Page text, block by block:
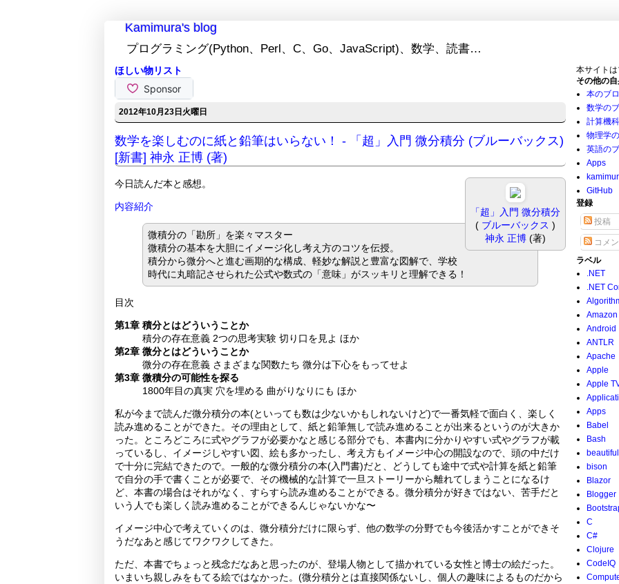
Kamimura's blog
プログラミング(Python、Perl、C、Go、JavaScript)、数学、読書…
ほしい物リスト
2012年10月23日火曜日
数学を楽しむのに紙と鉛筆はいらない！ - 「超」入門 微分積分 (ブルーバックス)
[新書] 神永 正博 (著)
「超」入門 微分積分
( ブルーバックス )
神永 正博(著)
今日読んだ本と感想。
内容紹介
微積分の「勘所」を楽々マスター
微積分の基本を大胆にイメージ化し考え方のコツを伝授。
積分から微分へと進む画期的な構成、軽妙な解説と豊富な図解で、学校
時代に丸暗記させられた公式や数式の「意味」がスッキリと理解できる！
目次
第1章 積分とはどういうことか
積分の存在意義 2つの思考実験 切り口を見よ ほか
第2章 微分とはどういうことか
微分の存在意義 さまざまな関数たち 微分は下心をもってせよ
第3章 微積分の可能性を探る
1800年目の真実 穴を埋める 曲がりなりにも ほか
私が今まで読んだ微分積分の本(といっても数は少ないかもしれないけど)で一番気軽で面白く、楽しく
読み進めることができた。その理由として、紙と鉛筆無しで読み進めることが出来るというのが大きか
った。ところどころに式やグラフが必要かなと感じる部分でも、本書内に分かりやすい式やグラフが載
っているし、イメージしやすい図、絵も多かったし、考え方もイメージ中心の開設なので、頭の中だけ
で十分に完結できたので。一般的な微分積分の本(入門書)だと、どうしても途中で式や計算を紙と鉛筆
で自分の手で書くことが必要で、その機械的な計算で一旦ストーリーから離れてしまうことになるけ
ど、本書の場合はそれがなく、すらすら読み進めることができる。微分積分が好きではない、苦手だと
いう人でも楽しく読み進めることができるんじゃないかな〜
イメージ中心で考えていくのは、微分積分だけに限らず、他の数学の分野でも今後活かすことができそ
うだなあと感じてワクワクしてきた。
ただ、本書でちょっと残念だなあと思ったのが、登場人物として描かれている女性と博士の絵だった。
いまいち親しみをもてる絵ではなかった。(微分積分とは直接関係ないし、個人の趣味によるものだから
本サイトは
その他の
本のブ
数学の
計算機
物理学
英語の
Apps
GitHub
登録
投稿
コメン
ラベル
.NET
.NET
Amazon
Android
ANTLR
Apache
Apple
Apple
Apps
Babel
Bash
bison
Blazor
Blogger
C
C#
Clojure
CodeIQ